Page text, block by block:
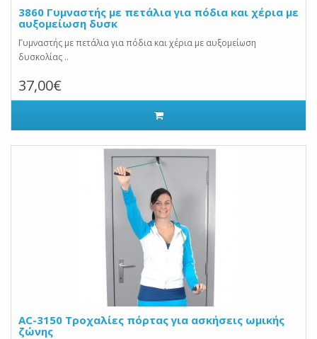
3860 Γυμναστής με πετάλια για πόδια και χέρια με
αυξομείωση δυσκ
Γυμναστής με πετάλια για πόδια και χέρια με αυξομείωση
δυσκολίας ..
37,00€
AC-3150 Τροχαλίες πόρτας για ασκήσεις ωμικής
ζώνης